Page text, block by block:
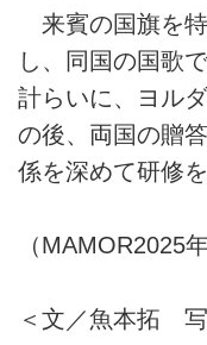
来賓の国旗を
し、同国の国歌
計らいに、ヨル
の後、両国の贈
係を深めて研修
（MAMOR2025
＜文／魚本拓